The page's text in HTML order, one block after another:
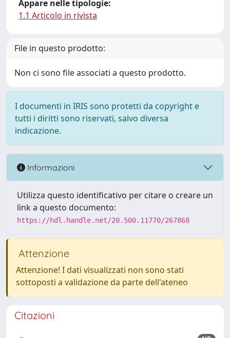
Appare nelle tipologie:
1.1 Articolo in rivista
File in questo prodotto:
Non ci sono file associati a questo prodotto.
I documenti in IRIS sono protetti da copyright e
tutti i diritti sono riservati, salvo diversa
indicazione.
Informazioni
Utilizza questo identificativo per citare o creare un
link a questo documento:
https://hdl.handle.net/20.500.11770/267868
Attenzione
Attenzione! I dati visualizzati non sono stati
sottoposti a validazione da parte dell'ateneo
Citazioni